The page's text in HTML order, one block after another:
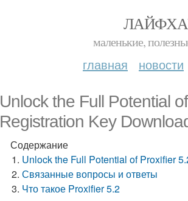
маленькие,
главная новости
Unlock the Full Potential
Registration Key
Содержание
Unlock the Full Potential of Proxifier
Связанные вопросы и ответы
Что такое Proxifier 5.2